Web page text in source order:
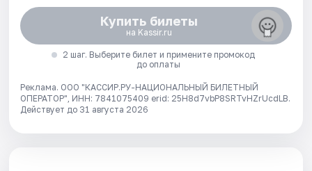
Купить билеты
на Kassir.ru
2 шаг. Выберите билет и примените промокод
до оплаты
Реклама. ООО "КАССИР.РУ-НАЦИОНАЛЬНЫЙ БИЛЕТНЫЙ
ОПЕРАТОР", ИНН: 7841075409 erid: 25H8d7vbP8SRTvHZrUcdLB.
Действует до 31 августа 2026